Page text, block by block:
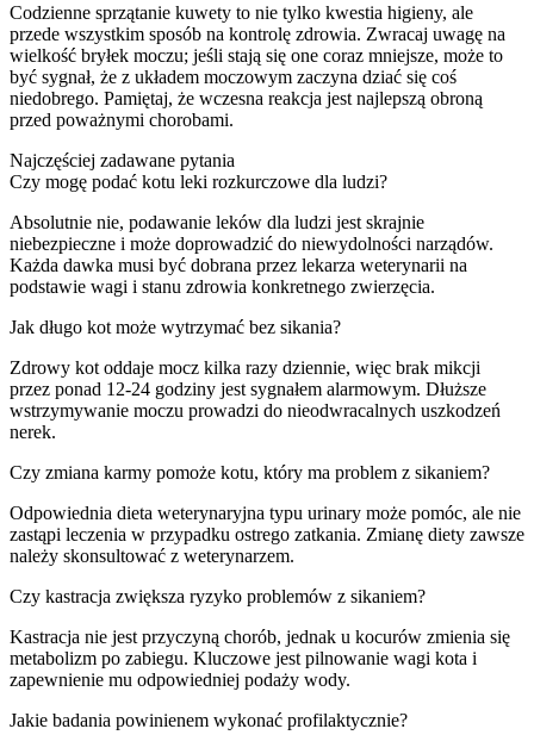
Codzienne sprzątanie kuwety to nie tylko kwestia higieny, ale
przede wszystkim sposób na kontrolę zdrowia. Zwracaj uwagę na
wielkość bryłek moczu; jeśli stają się one coraz mniejsze, może to
być sygnał, że z układem moczowym zaczyna dziać się coś
niedobrego. Pamiętaj, że wczesna reakcja jest najlepszą obroną
przed poważnymi chorobami.
Najczęściej zadawane pytania
Czy mogę podać kotu leki rozkurczowe dla ludzi?
Absolutnie nie, podawanie leków dla ludzi jest skrajnie
niebezpieczne i może doprowadzić do niewydolności narządów.
Każda dawka musi być dobrana przez lekarza weterynarii na
podstawie wagi i stanu zdrowia konkretnego zwierzęcia.
Jak długo kot może wytrzymać bez sikania?
Zdrowy kot oddaje mocz kilka razy dziennie, więc brak mikcji
przez ponad 12-24 godziny jest sygnałem alarmowym. Dłuższe
wstrzymywanie moczu prowadzi do nieodwracalnych uszkodzeń
nerek.
Czy zmiana karmy pomoże kotu, który ma problem z sikaniem?
Odpowiednia dieta weterynaryjna typu urinary może pomóc, ale nie
zastąpi leczenia w przypadku ostrego zatkania. Zmianę diety zawsze
należy skonsultować z weterynarzem.
Czy kastracja zwiększa ryzyko problemów z sikaniem?
Kastracja nie jest przyczyną chorób, jednak u kocurów zmienia się
metabolizm po zabiegu. Kluczowe jest pilnowanie wagi kota i
zapewnienie mu odpowiedniej podaży wody.
Jakie badania powinienem wykonać profilaktycznie?